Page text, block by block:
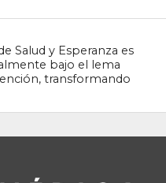
Salud y Esperanza es
bajo el lema
transformando